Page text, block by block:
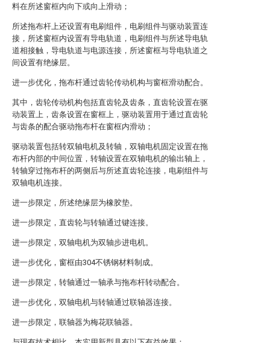
料在所述窗框内向下或向上滑动；
所述拖布杆上还设置有电刷组件，电刷组件与驱动装置连
接，所述窗框内设置有导电轨道，电刷组件与所述导电轨
道相接触，导电轨道与电源连接，所述窗框与导电轨道之
间设置有绝缘层。
进一步优化，拖布杆通过齿轮传动机构与窗框滑动配合。
其中，齿轮传动机构包括直齿轮及齿条，直齿轮设置在驱
动装置上，齿条设置在窗框上，驱动装置用于通过直齿轮
与齿条的配合驱动拖布杆在窗框内滑动；
驱动装置包括转双轴电机及转轴，双轴电机固定设置在拖
布杆内部的中间位置，转轴设置在双轴电机的输出轴上，
转轴穿过拖布杆的两侧后与所述直齿轮连接，电刷组件与
双轴电机连接。
进一步限定，所述绝缘层为橡胶垫。
进一步限定，直齿轮与转轴通过键连接。
进一步限定，双轴电机为双轴步进电机。
进一步优化，窗框由304不锈钢材料制成。
进一步限定，转轴通过一轴承与拖布杆转动配合。
进一步优化，双轴电机与转轴通过联轴器连接。
进一步限定，联轴器为梅花联轴器。